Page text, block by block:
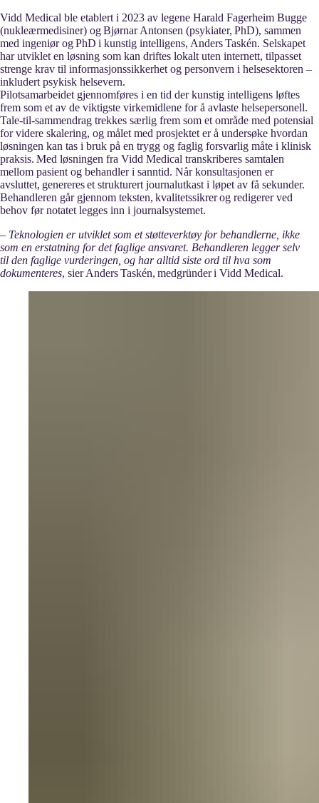
Vidd Medical ble etablert i 2023 av legene Harald Fagerheim Bugge
(nukleærmedisiner) og Bjørnar Antonsen (psykiater, PhD), sammen
med ingeniør og PhD i kunstig intelligens, Anders Taskén. Selskapet
har utviklet en løsning som kan driftes lokalt uten internett, tilpasset
strenge krav til informasjonssikkerhet og personvern i helsesektoren –
inkludert psykisk helsevern.
Pilotsamarbeidet gjennomføres i en tid der kunstig intelligens løftes
frem som et av de viktigste virkemidlene for å avlaste helsepersonell.
Tale-til-sammendrag trekkes særlig frem som et område med potensial
for videre skalering, og målet med prosjektet er å undersøke hvordan
løsningen kan tas i bruk på en trygg og faglig forsvarlig måte i klinisk
praksis. Med løsningen fra Vidd Medical transkriberes samtalen
mellom pasient og behandler i sanntid. Når konsultasjonen er
avsluttet, genereres et strukturert journalutkast i løpet av få sekunder.
Behandleren går gjennom teksten, kvalitetssikrer og redigerer ved
behov før notatet legges inn i journalsystemet.
– Teknologien er utviklet som et støtteverktøy for behandlerne, ikke
som en erstatning for det faglige ansvaret. Behandleren legger selv
til den faglige vurderingen, og har alltid siste ord til hva som
dokumenteres, sier Anders Taskén, medgründer i Vidd Medical.